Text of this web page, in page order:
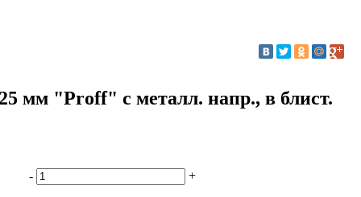
мм "Proff" с металл. напр., в блист.
- +